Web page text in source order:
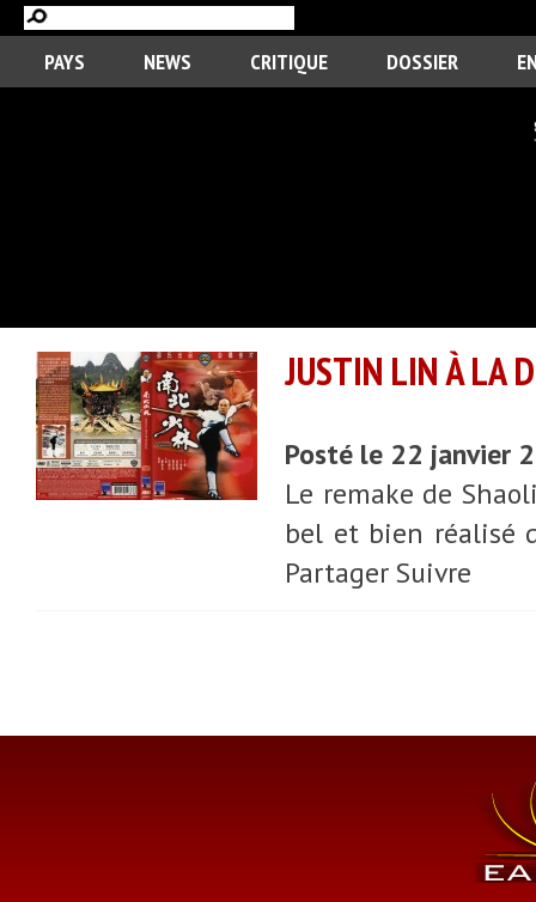
PAYS NEWS CRITIQUE DOSSIER
JUSTIN LIN À LA
Posté le 22 janvier
Le remake de
bel et bien réalisé
Partager Suivre